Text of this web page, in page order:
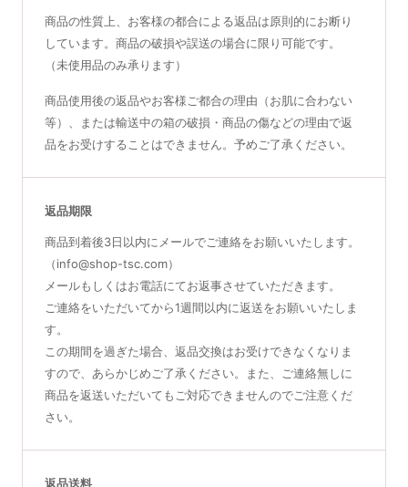
商品の性質上、お客様の都合による返品は原則的にお断り
しています。商品の破損や誤送の場合に限り可能です。
（未使用品のみ承ります）
商品使用後の返品やお客様ご都合の理由（お肌に合わない
等）、または輸送中の箱の破損・商品の傷などの理由で返
品をお受けすることはできません。予めご了承ください。
返品期限
商品到着後3日以内にメールでご連絡をお願いいたします。
（info@shop-tsc.com）
メールもしくはお電話にてお返事させていただきます。
ご連絡をいただいてから1週間以内に返送をお願いいたしま
す。
この期間を過ぎた場合、返品交換はお受けできなくなりま
すので、あらかじめご了承ください。また、ご連絡無しに
商品を返送いただいてもご対応できませんのでご注意くだ
さい。
返品送料